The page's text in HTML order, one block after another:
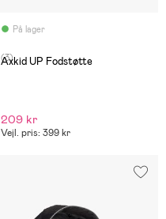
På lager
(3)
Axkid UP Fodstøtte
209 kr
Vejl. pris: 399 kr